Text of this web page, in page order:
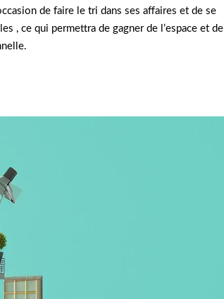
de faire le tri dans ses affaires et de se
, ce qui permettra de gagner de l’espace et de